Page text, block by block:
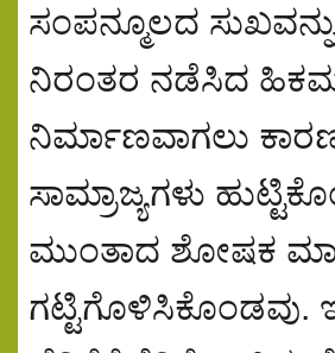
ಸಂಪನ್ಮೂಲದ
ನಿರಂತರ ನಡೆಸಿದ
ನಿರ್ಮಾಣವಾಗಲು
ಸಾಮ್ರಾಜ್ಯಗಳು
ಮುಂತಾದ ಶೋಷಕ